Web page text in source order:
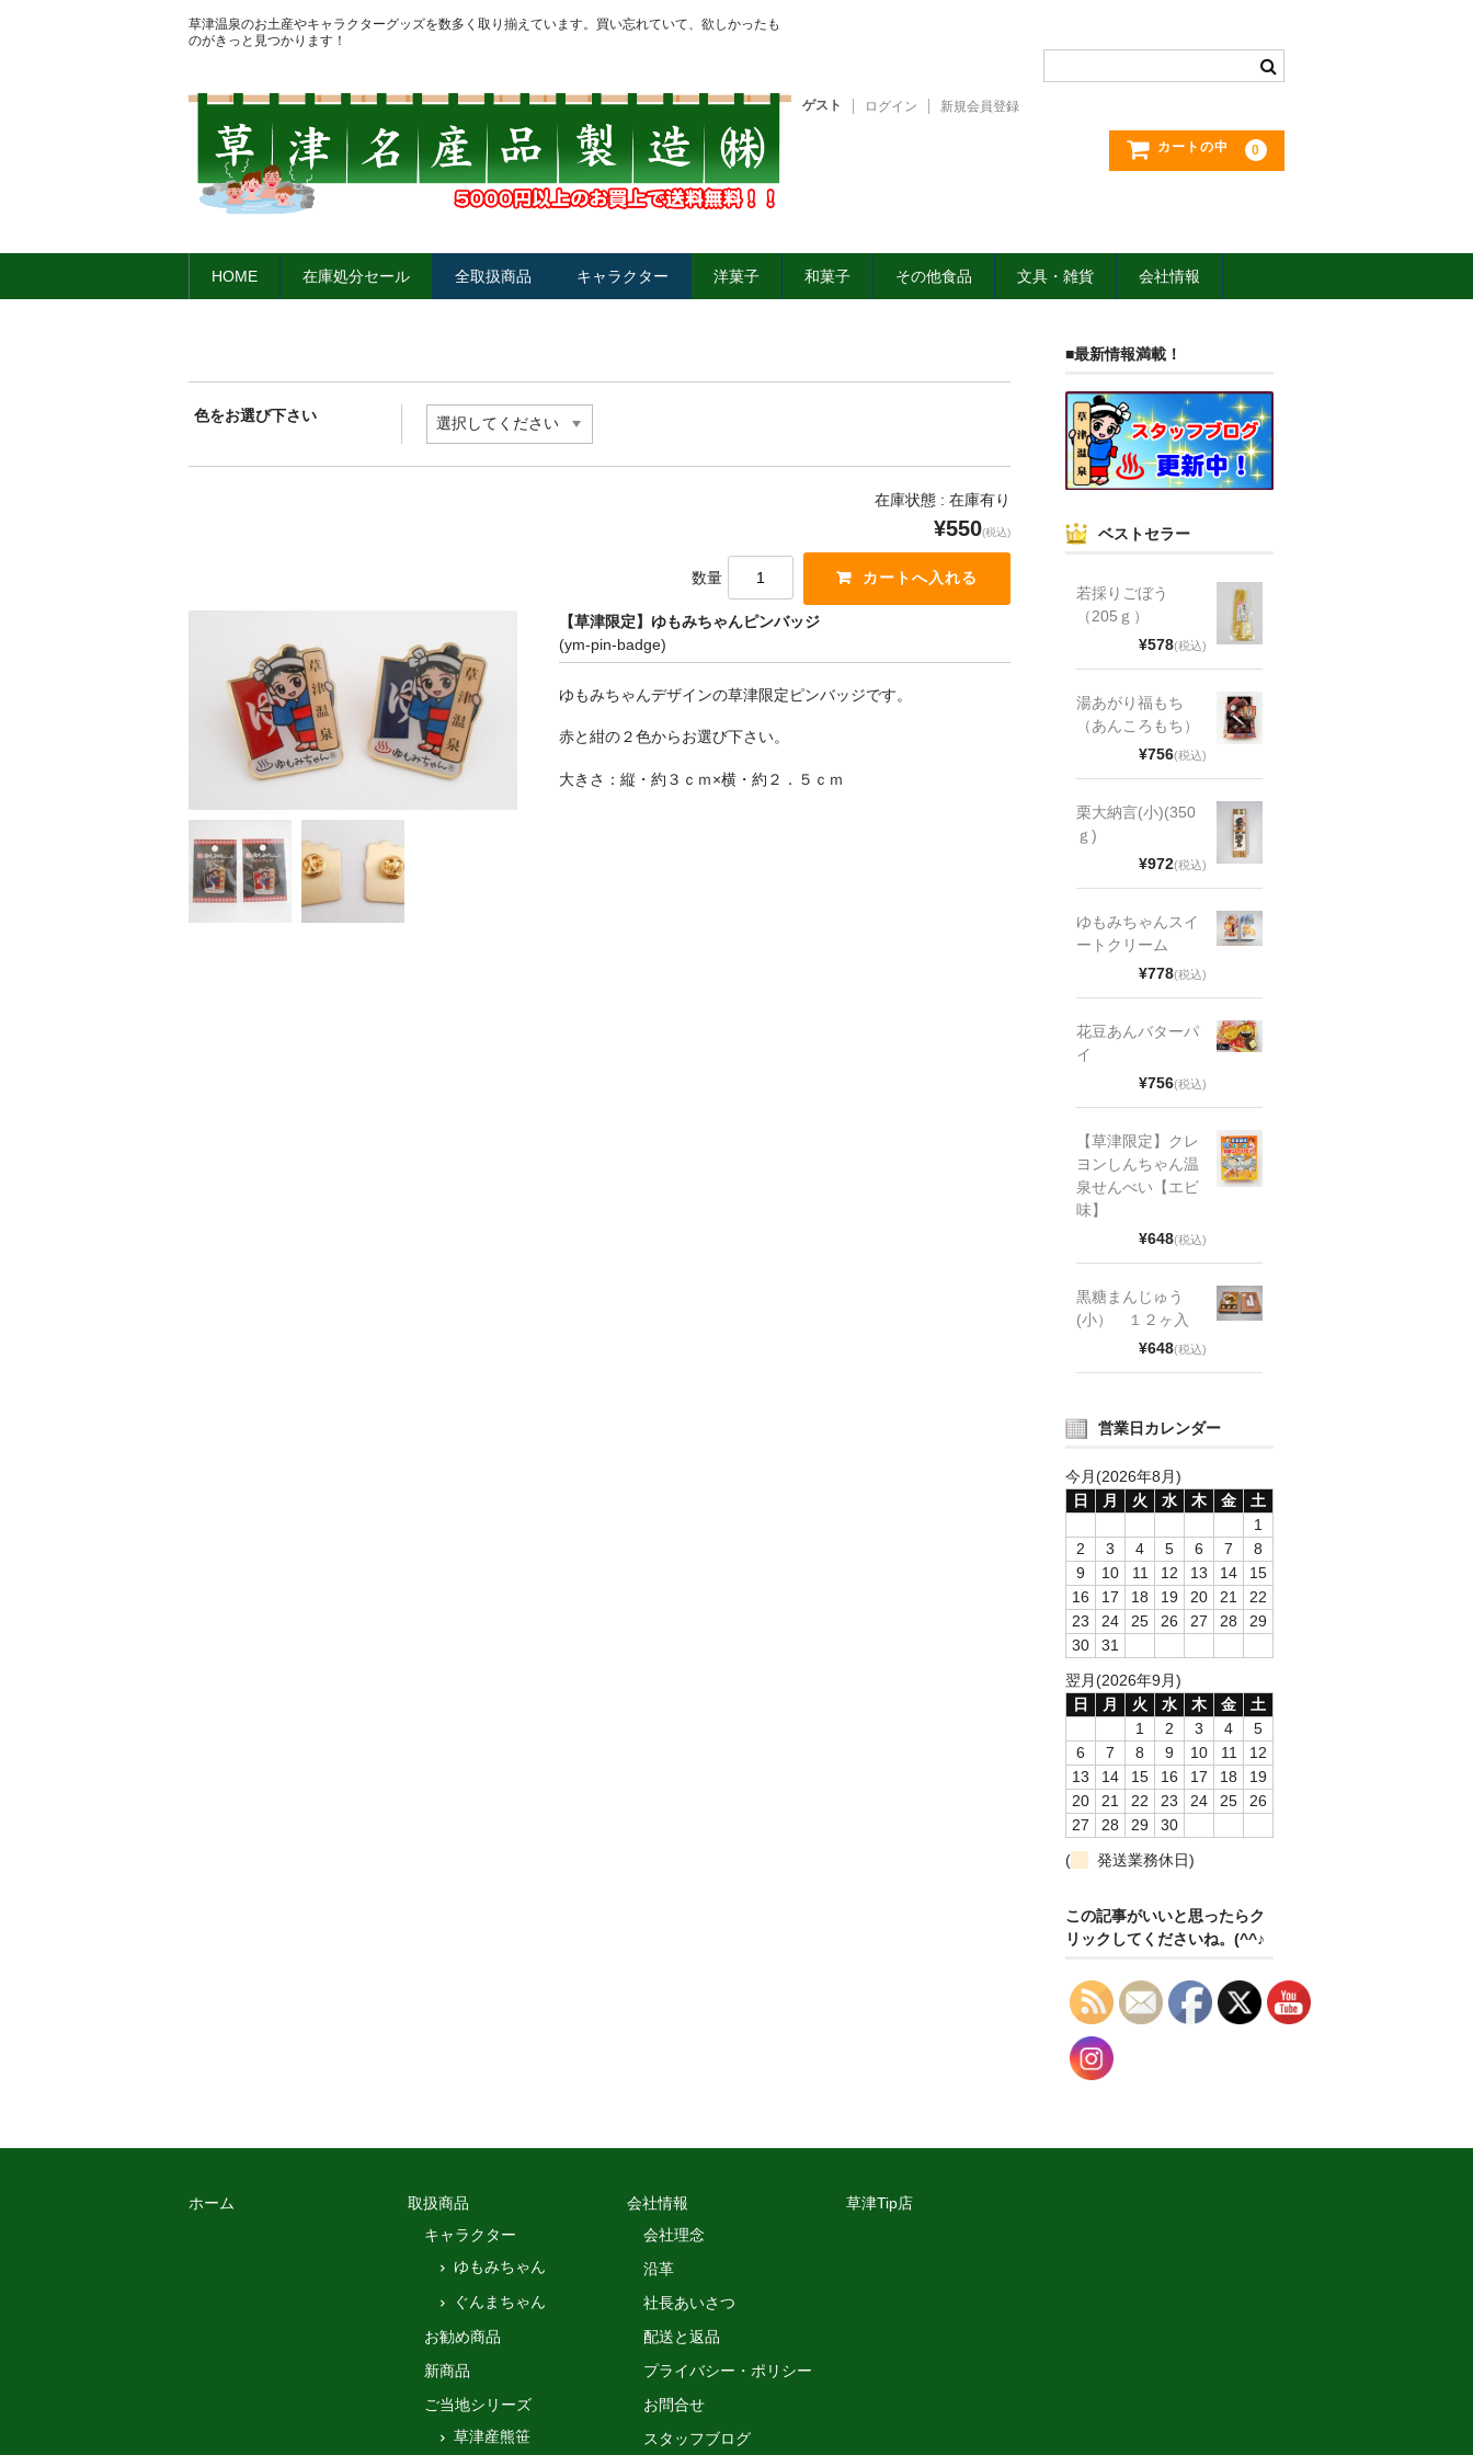
草津温泉のお土産やキャラクターグッズを数多く取り揃えています。買い忘れていて、欲しかったも
のがきっと見つかります！
ゲスト ログイン 新規会員登録
カートの中 0
HOME 在庫処分セール 全取扱商品 キャラクター 洋菓子 和菓子 その他食品 文具・雑貨 会社情報
色をお選び下さい
在庫状態 : 在庫有り
¥550(税込)
数量
【草津限定】ゆもみちゃんピンバッジ
(ym-pin-badge)
ゆもみちゃんデザインの草津限定ピンバッジです。
赤と紺の２色からお選び下さい。
大きさ：縦・約３ｃｍ×横・約２．５ｃｍ
■最新情報満載！
ベストセラー
若採りごぼう
（205ｇ）
¥578(税込)
湯あがり福もち
（あんころもち）
¥756(税込)
栗大納言(小)(350
ｇ)
¥972(税込)
ゆもみちゃんスイ
ートクリーム
¥778(税込)
花豆あんバターパ
イ
¥756(税込)
【草津限定】クレ
ヨンしんちゃん温
泉せんべい【エビ
味】
¥648(税込)
黒糖まんじゅう
(小） １２ヶ入
¥648(税込)
営業日カレンダー
今月(2026年8月)
日
月 火 水 木 金
土
1
2
3 4 5 6 7
8
9
10 11 12 13 14
15
16
17 18 19 20 21
22
23
24 25 26 27 28
29
30
31
翌月(2026年9月)
日
月 火 水 木 金
土
1
2 3 4
5
6
7 8 9 10 11
12
13
14 15 16 17 18
19
20
21 22 23 24 25
26
27
28 29
30
(
発送業務休日)
この記事がいいと思ったらク
リックしてくださいね。(^^♪
ホーム
取扱商品
キャラクター
ゆもみちゃん
ぐんまちゃん
お勧め商品
新商品
ご当地シリーズ
草津産熊笹
会社情報
会社理念
沿革
社長あいさつ
配送と返品
プライバシー・ポリシー
お問合せ
スタッフブログ
草津Tip店